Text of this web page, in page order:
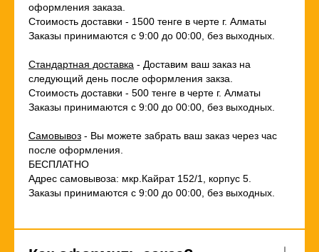
оформления заказа.
Стоимость доставки - 1500 тенге в черте г. Алматы
Заказы принимаются с 9:00 до 00:00, без выходных.
Стандартная доставка - Доставим ваш заказ на
следующий день после оформления закза.
Стоимость доставки - 500 тенге в черте г. Алматы
Заказы принимаются с 9:00 до 00:00, без выходных.
Самовывоз - Вы можете забрать ваш заказ через час
после оформления.
БЕСПЛАТНО
Адрес самовывоза: мкр.Кайрат 152/1, корпус 5.
Заказы принимаются с 9:00 до 00:00, без выходных.